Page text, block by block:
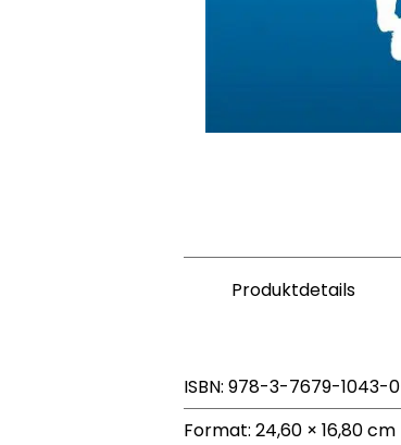
Produktdetails
ISBN: 978-3-7679-1043-0
Format: 24,60 × 16,80 cm